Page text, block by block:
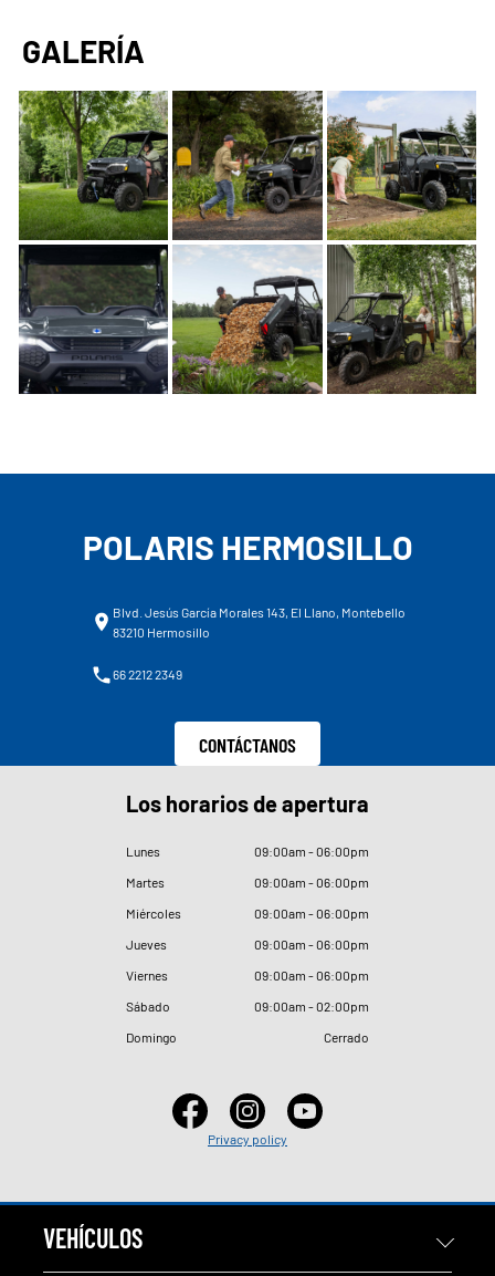
GALERÍA
POLARIS HERMOSILLO
Blvd. Jesús García Morales 143, El Llano, Montebello
83210 Hermosillo
66 2212 2349
CONTÁCTANOS
Los horarios de apertura
Lunes 09:00am - 06:00pm
Martes
09:00am - 06:00pm
Miércoles
09:00am - 06:00pm
Jueves
09:00am - 06:00pm
Viernes
09:00am - 06:00pm
Sábado
09:00am - 02:00pm
Domingo
Cerrado
Privacy policy
VEHÍCULOS